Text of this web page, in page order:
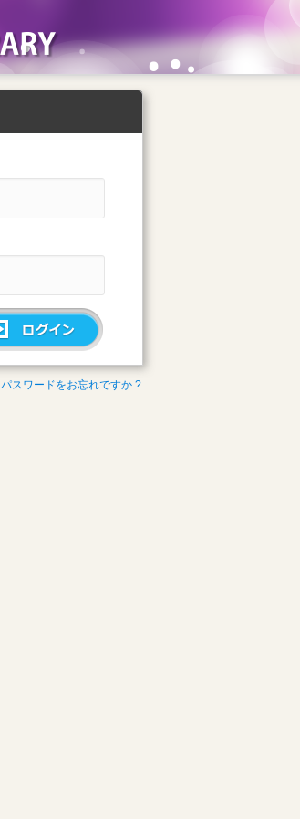
ソフィア・メディアライブラリー
パスワードをお忘れですか ?